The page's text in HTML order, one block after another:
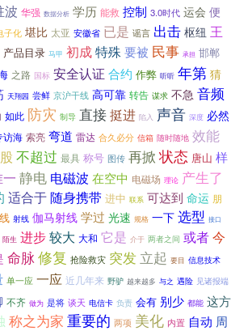
波 华强 数据分析 学历 能救 控制 3.0时代 运会 便
子化 堪比 太亚 安徽省 已是 谣言 出击 枢纽 王
产品目录 马甲 初成特殊要被 民事 承担 邯郸
之路 国标 安全认证 合约 作弊 听听 年第 猜
天翔园 尝鲜 京沪干线 高可靠 转告 谋求 不急 音频
如此 防灾 制导 直接挺进 陷入 声音 深度 必然
访海 索亮 弯道 雷达 合久必分 信箱 随时随地 效能
不超过 最具 称号 图传 再掀 状态 唐山 样
静电 电磁波 在空中 电磁场 理论 产生了
适合于随身携带 进中 联系 可达到 命运 朋
射线 伽马射线 学过 光速 规格 一下 选型 接口
陌生 进步较大 大和 它是 介于 两者之间 或者今
命脉修复 抢险救灾 突发 立起 要目 信息技术
单一应 一应 近几年来 野驴 越来越多 与之 遇险 见诸报端
不齐 做为 是将 谈天 电信卡 负责 会有 别少 都能 这方
称之为家 重要的 两项 美化 内置 自动 周